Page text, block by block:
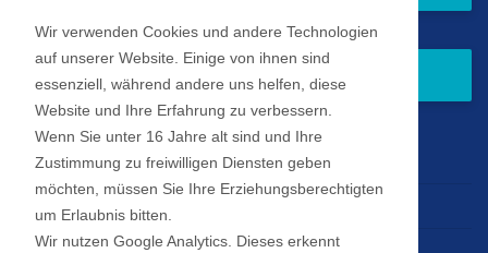
Zum Newsletter anmelden
Impressum
Datenschutz
Wir verwenden Cookies und andere Technologien
auf unserer Website. Einige von ihnen sind
essenziell, während andere uns helfen, diese
Website und Ihre Erfahrung zu verbessern.
Wenn Sie unter 16 Jahre alt sind und Ihre
Zustimmung zu freiwilligen Diensten geben
möchten, müssen Sie Ihre Erziehungsberechtigten
um Erlaubnis bitten.
Wir nutzen Google Analytics. Dieses erkennt